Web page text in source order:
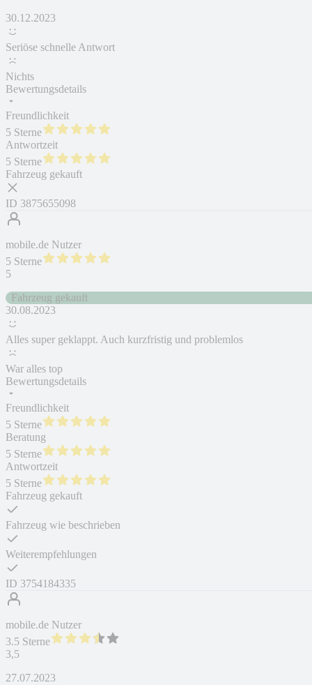
30.12.2023
Seriöse schnelle Antwort
Nichts
Bewertungsdetails
Freundlichkeit
5 Sterne
Antwortzeit
5 Sterne
Fahrzeug gekauft
ID 3875655098
mobile.de Nutzer
5 Sterne
5
Fahrzeug gekauft
30.08.2023
Alles super geklappt. Auch kurzfristig und problemlos
War alles top
Bewertungsdetails
Freundlichkeit
5 Sterne
Beratung
5 Sterne
Antwortzeit
5 Sterne
Fahrzeug gekauft
Fahrzeug wie beschrieben
Weiterempfehlungen
ID 3754184335
mobile.de Nutzer
3.5 Sterne
3,5
27.07.2023